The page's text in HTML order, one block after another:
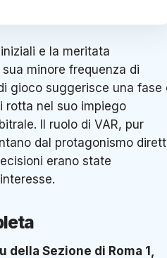
e la meritata
minore frequenza di
gioco suggerisce una fase
rotta nel suo impiego
Il ruolo di VAR, pur
dal protagonismo
erano state
della Sezione di Roma 1,